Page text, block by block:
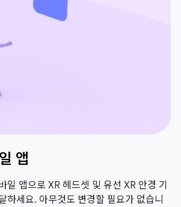
앱
일 앱으로 XR 헤드셋 및 유선 XR 안경 기
하세요. 아무것도 변경할 필요가 없습니